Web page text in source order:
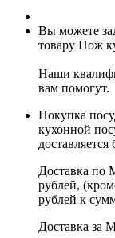
Вы можете
товару Нож
Наши
вам помогут.
Покупка
кухонной
доставляется
Доставка по
рублей,
рублей к
Доставка за